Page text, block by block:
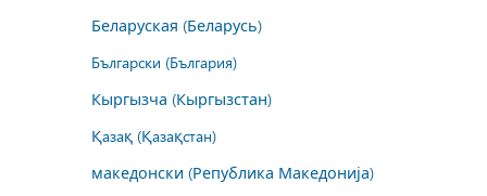
Беларуская (Беларусь)
Български (България)
Кыргызча (Кыргызстан)
Қазақ (Қазақстан)
македонски (Република Македонија)